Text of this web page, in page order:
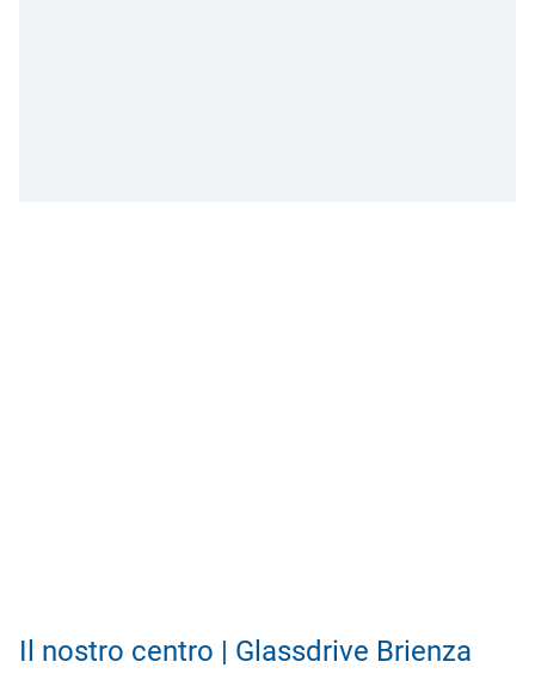
Il nostro centro | Glassdrive Brienza